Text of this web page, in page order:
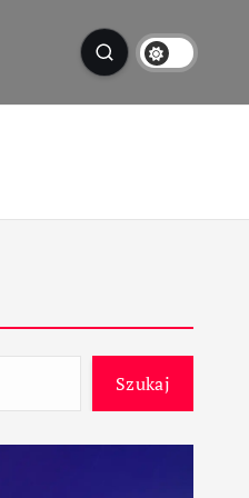
Szukaj